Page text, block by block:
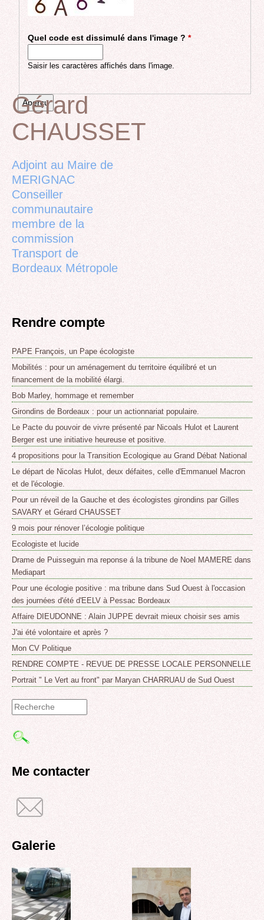
Quel code est dissimulé dans l'image ? *
Saisir les caractères affichés dans l'image.
Back
to
Gérard
CHAUSSET
Adjoint au Maire de
MERIGNAC
Conseiller
communautaire
membre de la
commission
Transport de
Bordeaux Métropole
Rendre compte
PAPE François, un Pape écologiste
Mobilités : pour un aménagement du territoire équilibré et un
financement de la mobilité élargi.
Bob Marley, hommage et remember
Girondins de Bordeaux : pour un actionnariat populaire.
Le Pacte du pouvoir de vivre présenté par Nicoals Hulot et Laurent
Berger est une initiative heureuse et positive.
4 propositions pour la Transition Ecologique au Grand Débat National
Le départ de Nicolas Hulot, deux défaites, celle d'Emmanuel Macron
et de l'écologie.
Pour un réveil de la Gauche et des écologistes girondins par Gilles
SAVARY et Gérard CHAUSSET
9 mois pour rénover l’écologie politique
Ecologiste et lucide
Drame de Puisseguin ma reponse á la tribune de Noel MAMERE dans
Mediapart
Pour une écologie positive : ma tribune dans Sud Ouest à l'occasion
des journées d'été d'EELV à Pessac Bordeaux
Affaire DIEUDONNE : Alain JUPPE devrait mieux choisir ses amis
J'ai été volontaire et après ?
Mon CV Politique
RENDRE COMPTE - REVUE DE PRESSE LOCALE PERSONNELLE
Portrait " Le Vert au front" par Maryan CHARRUAU de Sud Ouest
de
recherche
Me contacter
Galerie